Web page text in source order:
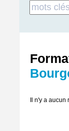
Il n'y a aucun